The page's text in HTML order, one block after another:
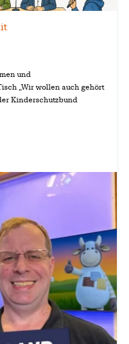
und
„Wir wollen auch gehört
Kinderschutzbund